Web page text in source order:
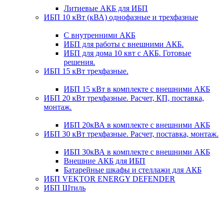
Литиевые АКБ для ИБП
ИБП 10 кВт (кВА) однофазные и трехфазные
С внутренними АКБ
ИБП для работы с внешними АКБ.
ИБП для дома 10 квт с АКБ. Готовые
решения.
ИБП 15 кВт трехфазные.
ИБП 15 кВт в комплекте с внешними АКБ
ИБП 20 кВт трехфазные. Расчет, КП, поставка,
монтаж.
ИБП 20кВА в комплекте с внешними АКБ
ИБП 30 кВт трехфазные. Расчет, поставка, монтаж.
ИБП 30кВА в комплекте с внешними АКБ
Внешние АКБ для ИБП
Батарейные шкафы и стеллажи для АКБ
ИБП VEKTOR ENERGY DEFENDER
ИБП Штиль